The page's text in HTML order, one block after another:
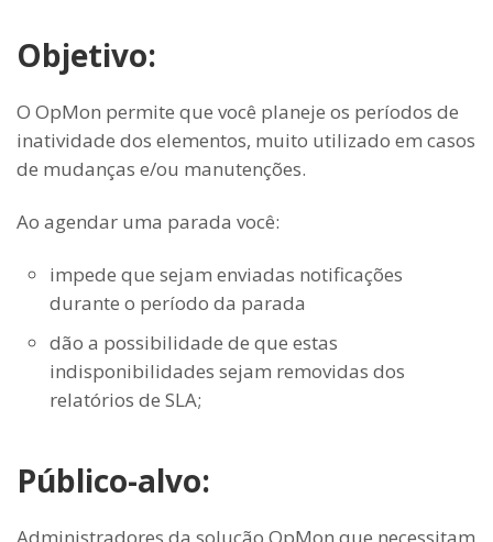
Objetivo:
O OpMon permite que você planeje os períodos de
inatividade dos elementos, muito utilizado em casos
de mudanças e/ou manutenções.
Ao agendar uma parada você:
impede que sejam enviadas notificações
durante o período da parada
dão a possibilidade de que estas
indisponibilidades sejam removidas dos
relatórios de SLA;
Público-alvo: